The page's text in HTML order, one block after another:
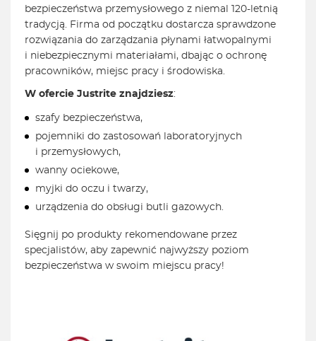
bezpieczeństwa przemysłowego z niemal 120-letnią
tradycją. Firma od początku dostarcza sprawdzone
rozwiązania do zarządzania płynami łatwopalnymi
i niebezpiecznymi materiałami, dbając o ochronę
pracowników, miejsc pracy i środowiska.
W ofercie Justrite znajdziesz:
szafy bezpieczeństwa,
pojemniki do zastosowań laboratoryjnych
i przemysłowych,
wanny ociekowe,
myjki do oczu i twarzy,
urządzenia do obsługi butli gazowych.
Sięgnij po produkty rekomendowane przez
specjalistów, aby zapewnić najwyższy poziom
bezpieczeństwa w swoim miejscu pracy!